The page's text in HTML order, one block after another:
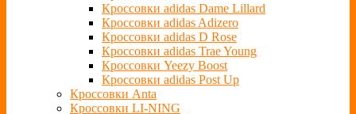
Кроссовки adidas Dame Lillard
Кроссовки adidas Adizero
Кроссовки adidas D Rose
Кроссовки adidas Trae Young
Кроссовки Yeezy Boost
Кроссовки adidas Post Up
Кроссовки Anta
Кроссовки LI-NING